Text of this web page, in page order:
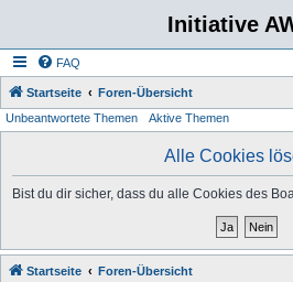
Initiative
FAQ
Startseite Foren-Übersicht
Unbeantwortete Themen Aktive Themen
Alle Cookies
Bist du dir sicher, dass du alle Cookies des
Startseite Foren-Übersicht